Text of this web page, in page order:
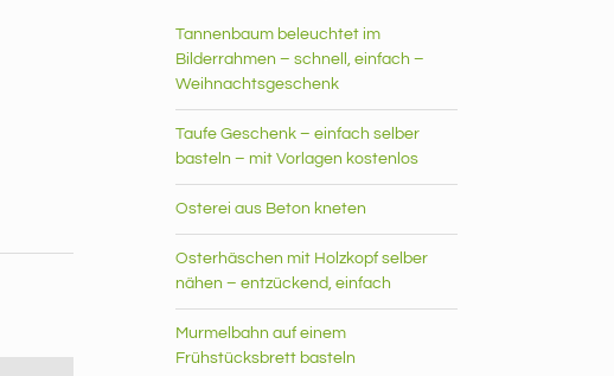
Tannenbaum beleuchtet im
Bilderrahmen – schnell, einfach –
Weihnachtsgeschenk
Taufe Geschenk – einfach selber
basteln – mit Vorlagen kostenlos
Osterei aus Beton kneten
Osterhäschen mit Holzkopf selber
nähen – entzückend, einfach
Murmelbahn auf einem
Frühstücksbrett basteln